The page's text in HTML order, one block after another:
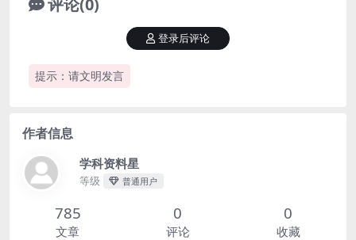
提示：请文明发言
登录后评论
作者信息
学科资料星
等级 普通用户
785
文章
0
评论
0
收藏